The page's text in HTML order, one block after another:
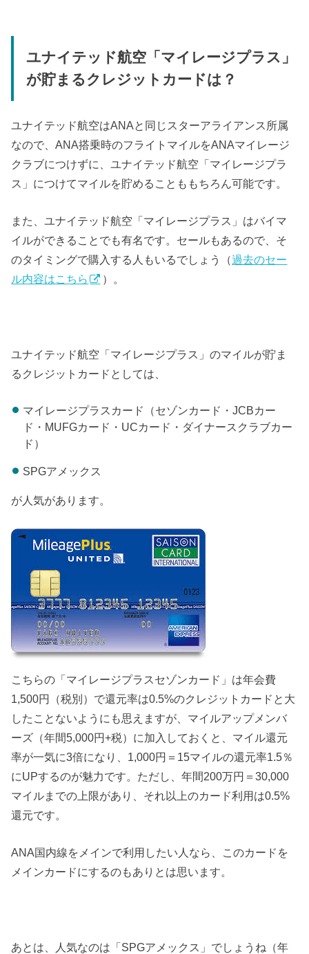
ユナイテッド航空「マイレージプラス」
が貯まるクレジットカードは？
ユナイテッド航空はANAと同じスターアライアンス所属
なので、ANA搭乗時のフライトマイルをANAマイレージ
クラブにつけずに、ユナイテッド航空「マイレージプラ
ス」につけてマイルを貯めることももちろん可能です。
また、ユナイテッド航空「マイレージプラス」はバイマ
イルができることでも有名です。セールもあるので、そ
のタイミングで購入する人もいるでしょう（過去のセー
ル内容はこちら
）。
ユナイテッド航空「マイレージプラス」のマイルが貯ま
るクレジットカードとしては、
マイレージプラスカード（セゾンカード・JCBカー
ド・MUFGカード・UCカード・ダイナースクラブカー
ド）
SPGアメックス
が人気があります。
こちらの「マイレージプラスセゾンカード」は年会費
1,500円（税別）で還元率は0.5%のクレジットカードと大
したことないようにも思えますが、マイルアップメンバ
ーズ（年間5,000円+税）に加入しておくと、マイル還元
率が一気に3倍になり、1,000円＝15マイルの還元率1.5％
にUPするのが魅力です。ただし、年間200万円＝30,000
マイルまでの上限があり、それ以上のカード利用は0.5%
還元です。
ANA国内線をメインで利用したい人なら、このカードを
メインカードにするのもありとは思います。
あとは、人気なのは「SPGアメックス」でしょうね（年